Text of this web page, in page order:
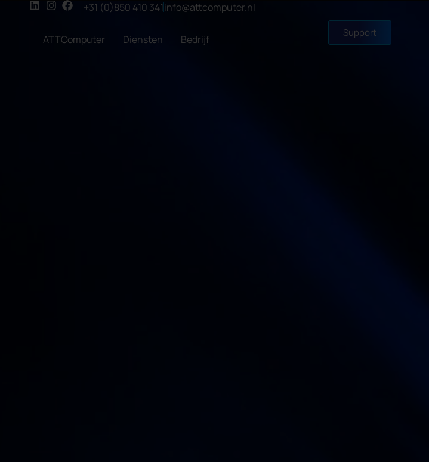
+31 (0)850 410 341info@attcomputer.nl
ATTComputer Diensten Bedrijf
Support